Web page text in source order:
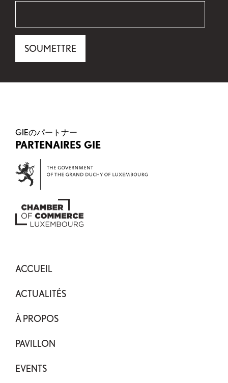
Email
SOUMETTRE
GIEのパートナー
PARTENAIRES GIE
ACCUEIL
ACTUALITÉS
À PROPOS
PAVILLON
EVENTS